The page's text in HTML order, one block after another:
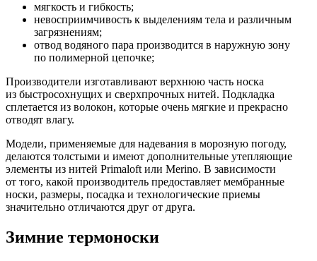
мягкость и гибкость;
невосприимчивость к выделениям тела и различным
загрязнениям;
отвод водяного пара производится в наружную зону
по полимерной цепочке;
Производители изготавливают верхнюю часть носка
из быстросохнущих и сверхпрочных нитей. Подкладка
сплетается из волокон, которые очень мягкие и прекрасно
отводят влагу.
Модели, применяемые для надевания в морозную погоду,
делаются толстыми и имеют дополнительные утепляющие
элементы из нитей Primaloft или Merino. В зависимости
от того, какой производитель предоставляет мембранные
носки, размеры, посадка и технологические приемы
значительно отличаются друг от друга.
Зимние термоноски